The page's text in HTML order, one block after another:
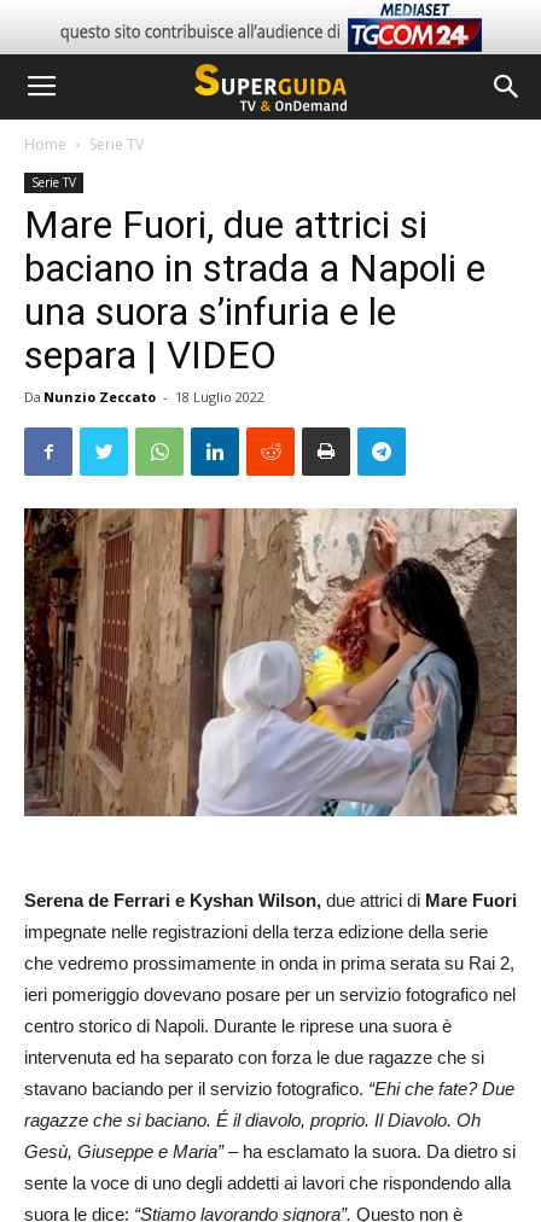
Home Serie TV
Serie TV
Mare Fuori, due attrici si
baciano in strada a Napoli e
una suora s’infuria e le
separa | VIDEO
Da Nunzio Zeccato - 18 Luglio 2022
Serena de Ferrari e Kyshan Wilson, due attrici di Mare Fuori
impegnate nelle registrazioni della terza edizione della serie
che vedremo prossimamente in onda in prima serata su Rai 2,
ieri pomeriggio dovevano posare per un servizio fotografico nel
centro storico di Napoli. Durante le riprese una suora è
intervenuta ed ha separato con forza le due ragazze che si
stavano baciando per il servizio fotografico. “Ehi che fate? Due
ragazze che si baciano. É il diavolo, proprio. Il Diavolo. Oh
Gesù, Giuseppe e Maria”– ha esclamato la suora. Da dietro si
sente la voce di uno degli addetti ai lavori che rispondendo alla
suora le dice: “Stiamo lavorando signora”. Questo non è